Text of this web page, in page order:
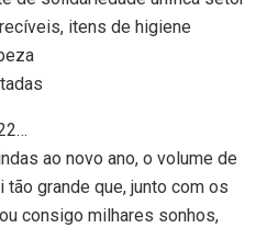
itens de higiene
ao novo ano, o volume de
grande que, junto com os
consigo milhares sonhos,